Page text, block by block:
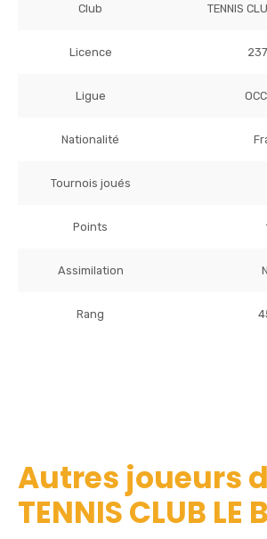
Club TENNIS
Licence
Ligue
Nationalité
Tournois joués
Points
Assimilation
Rang
Autres joueurs
TENNIS CLUB LE